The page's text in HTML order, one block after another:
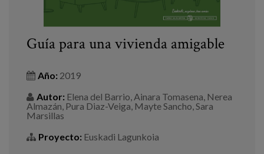
Guía para una vivienda amigable
Año: 2019
Autor: Elena del Barrio, Ainara Tomasena, Nerea
Almazán, Pura Diaz-Veiga, Mayte Sancho, Sara
Marsillas
Proyecto: Euskadi Lagunkoia